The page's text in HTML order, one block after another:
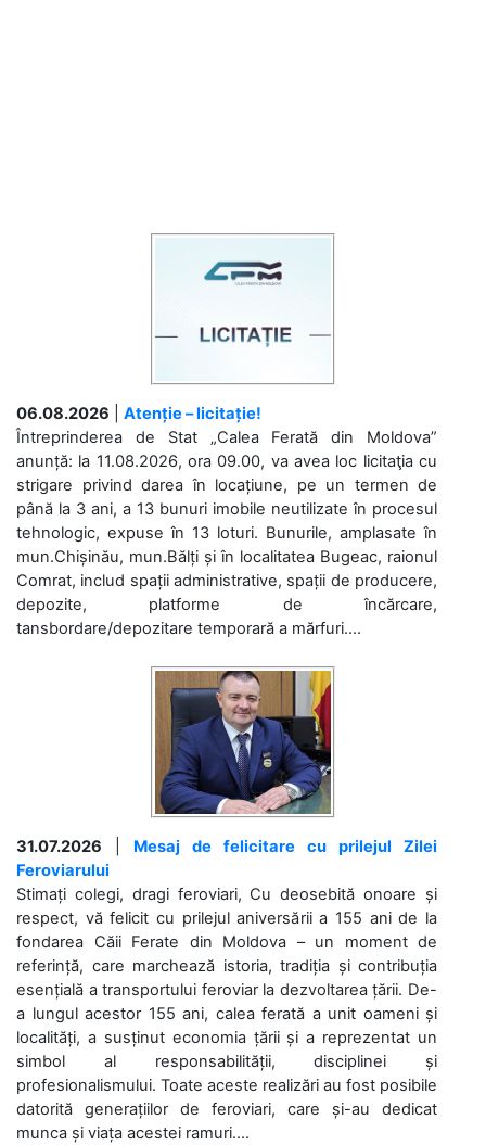
06.08.2026
Atenție – licitație!
Întreprinderea de Stat „Calea Ferată din Moldova”
anunță: la 11.08.2026, ora 09.00, va avea loc licitaţia cu
strigare privind darea în locațiune, pe un termen de
până la 3 ani, a 13 bunuri imobile neutilizate în procesul
tehnologic, expuse în 13 loturi. Bunurile, amplasate în
mun.Chișinău, mun.Bălți și în localitatea Bugeac, raionul
Comrat, includ spații administrative, spații de producere,
depozite, platforme de încărcare,
tansbordare/depozitare temporară a mărfuri....
31.07.2026
Mesaj de felicitare cu prilejul Zilei
Feroviarului
Stimați colegi, dragi feroviari, Cu deosebită onoare și
respect, vă felicit cu prilejul aniversării a 155 ani de la
fondarea Căii Ferate din Moldova – un moment de
referință, care marchează istoria, tradiția și contribuția
esențială a transportului feroviar la dezvoltarea țării. De-
a lungul acestor 155 ani, calea ferată a unit oameni și
localități, a susținut economia țării și a reprezentat un
simbol al responsabilității, disciplinei și
profesionalismului. Toate aceste realizări au fost posibile
datorită generațiilor de feroviari, care și-au dedicat
munca și viața acestei ramuri....